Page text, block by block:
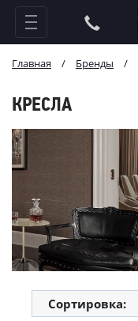
Главная / Бренды /
КРЕСЛА
Сортировка: